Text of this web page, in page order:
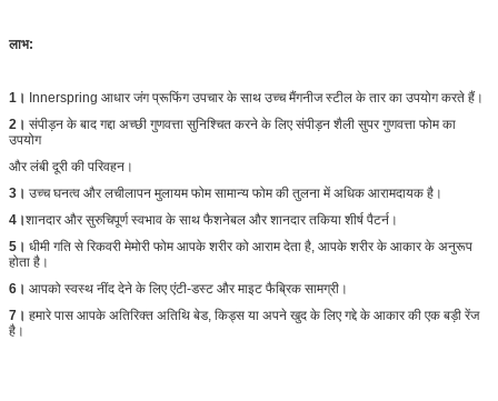
लाभ:
1। Innerspring आधार जंग प्रूफिंग उपचार के साथ उच्च मैंगनीज स्टील के तार का उपयोग करते हैं।
2। संपीड़न के बाद गद्दा अच्छी गुणवत्ता सुनिश्चित करने के लिए संपीड़न शैली सुपर गुणवत्ता फोम का
उपयोग
और लंबी दूरी की परिवहन।
3। उच्च घनत्व और लचीलापन मुलायम फोम सामान्य फोम की तुलना में अधिक आरामदायक है।
4।शानदार और सुरुचिपूर्ण स्वभाव के साथ फैशनेबल और शानदार तकिया शीर्ष पैटर्न।
5। धीमी गति से रिकवरी मेमोरी फोम आपके शरीर को आराम देता है, आपके शरीर के आकार के अनुरूप
होता है।
6। आपको स्वस्थ नींद देने के लिए एंटी-डस्ट और माइट फैब्रिक सामग्री।
7। हमारे पास आपके अतिरिक्त अतिथि बेड, किड्स या अपने खुद के लिए गद्दे के आकार की एक बड़ी रेंज
है।